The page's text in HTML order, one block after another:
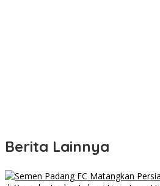
Berita Lainnya